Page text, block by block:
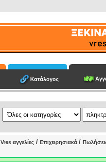
Κατάλογος
Vres αγγελίες / Επιχειρησιακά /